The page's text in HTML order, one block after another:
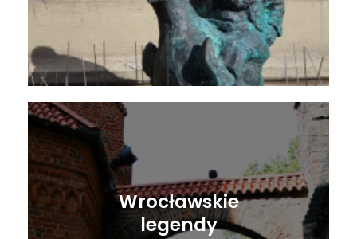
Wrocławskie
legendy